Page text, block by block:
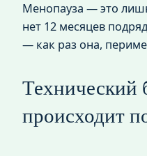
Менопауза — это
нет 12 месяцев
— как раз она,
Технический
происходит